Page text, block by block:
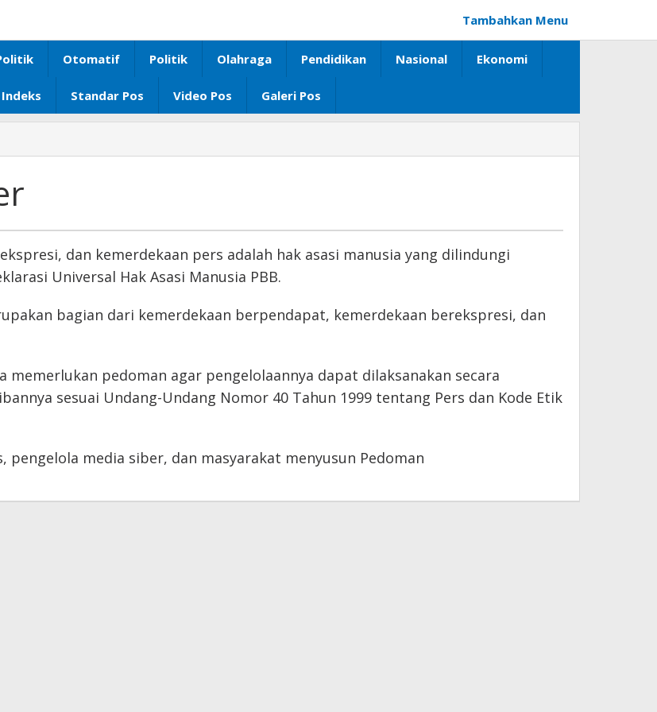
Tambahkan Menu
Otomatif Politik Olahraga Pendidikan Nasional Ekonomi
Indeks Standar Pos Video Pos Galeri Pos
dan kemerdekaan pers adalah hak asasi manusia yang dilindungi
Universal Hak Asasi Manusia PBB.
bagian dari kemerdekaan berpendapat, kemerdekaan berekspresi, dan
pedoman agar pengelolaannya dapat dilaksanakan secara
sesuai Undang-Undang Nomor 40 Tahun 1999 tentang Pers dan Kode Etik
media siber, dan masyarakat menyusun Pedoman